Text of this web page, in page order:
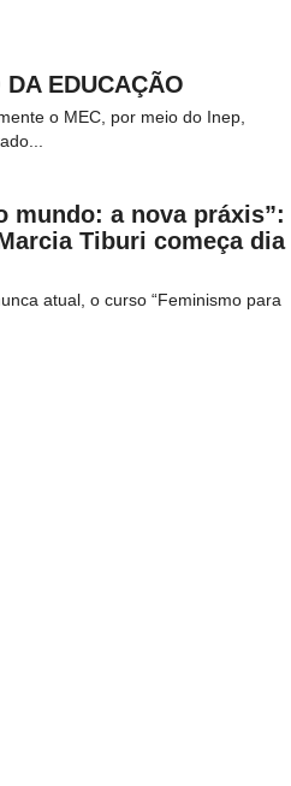
EDUCAÇÃO
o MEC, por meio do Inep,
mundo: a nova práxis”:
Tiburi começa dia
atual, o curso “Feminismo para